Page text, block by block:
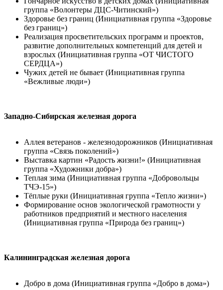
группа «Волонтеры ДЦС-Читинский»)
Здоровье без границ (Инициативная группа «Здоровье
без границ»)
Реализация просветительских программ и проектов,
развитие дополнительных компетенций для детей и
взрослых (Инициативная группа «ОТ ЧИСТОГО
СЕРДЦА»)
Чужих детей не бывает (Инициативная группа
«Вежливые люди»)
Западно-Сибирская железная дорога
Аллея ветеранов - железнодорожников (Инициативная
группа «Связь поколений»)
Выставка картин «Радость жизни!» (Инициативная
группа «Художники добра»)
Теплая зима (Инициативная группа «Добровольцы
ТЧЭ-15»)
Тёплые руки (Инициативная группа «Тепло жизни»)
Формирование основ экологической грамотности у
работников предприятий и местного населения
(Инициативная группа «Природа без границ»)
Калининградская железная дорога
Добро в дома (Инициативная группа «Добро в дома»)